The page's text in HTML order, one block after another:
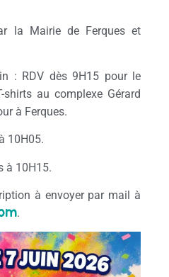
la Mairie de Ferques et
: RDV dès 9H15 pour le
au complexe Gérard
à Ferques.
10H05.
à 10H15.
à envoyer par mail à
.